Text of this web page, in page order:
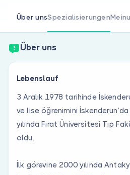
Sind Sie Arzt?
Über unsSpezialisierungen
Über uns
Lebenslauf
3 Aralık 1978 tarihinde
ve lise öğrenimini
yılında Fırat Üniversitesi Tıp
oldu.
İlk görevine 2000 yılında